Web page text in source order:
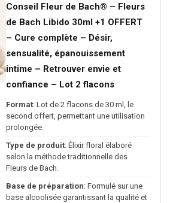
Conseil Fleur de Bach® – Fleurs
de Bach Libido 30ml +1 OFFERT
– Cure complète – Désir,
sensualité, épanouissement
intime – Retrouver envie et
confiance – Lot 2 flacons
Format: Lot de 2 flacons de 30 ml, le
second offert, permettant une utilisation
prolongée.
Type de produit: Élixir floral élaboré
selon la méthode traditionnelle des
Fleurs de Bach.
Base de préparation: Formulé sur une
base alcoolisée garantissant la qualité et